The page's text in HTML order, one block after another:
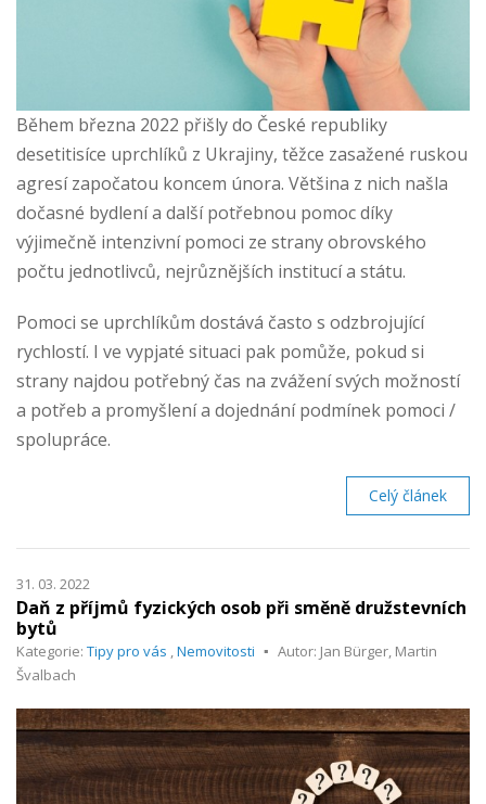
Během března 2022 přišly do České republiky
desetitisíce uprchlíků z Ukrajiny, těžce zasažené ruskou
agresí započatou koncem února. Většina z nich našla
dočasné bydlení a další potřebnou pomoc díky
výjimečně intenzivní pomoci ze strany obrovského
počtu jednotlivců, nejrůznějších institucí a státu.
Pomoci se uprchlíkům dostává často s odzbrojující
rychlostí. I ve vypjaté situaci pak pomůže, pokud si
strany najdou potřebný čas na zvážení svých možností
a potřeb a promyšlení a dojednání podmínek pomoci /
spolupráce.
Celý článek
31. 03. 2022
Daň z příjmů fyzických osob při směně družstevních
bytů
Kategorie: Tipy pro vás ,Nemovitosti
Autor: Jan Bürger, Martin
Švalbach